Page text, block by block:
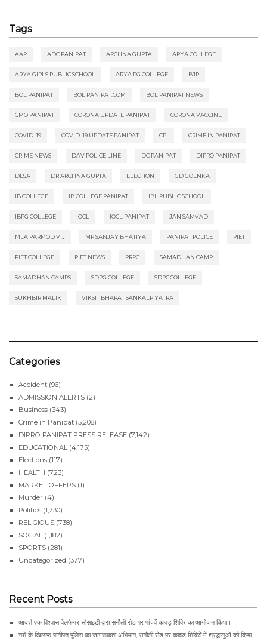
Tags
AAP ADC PANIPAT ARCHNA GUPTA ARYA COLLEGE
ARYA GIRLS PUBLIC SCHOOL ARYA PG COLLEGE BJP
BOL PANIPAT BOL PANIPAT.COM BOL PANIPAT NEWS
CMO PANIPAT CORONA UPDATE PANIPAT CORONA VACCINE
COVID-19 COVID-19 UPDATE PANIPAT CPI CRIME IN PANIPAT
CRIME NEWS DAV POLICE LINE DC PANIPAT DIPRO PANIPAT
DLSA DR ARCHNA GUPTA ELECTION GD GOENKA
IB COLLEGE IB COLLEGE PANIPAT IBL PUBLIC SCHOOL
IBPG COLLEGE IOCL IOCL PANIPAT JAN SAMVAD
MLA PARMOD VIJ MP SANJAY BHATIYA PANIPAT POLICE PIET
PIET COLLEGE PIET NEWS PRPC SAMADHAN CAMP
SAMADHAN CAMPS SDPG COLLEGE SDPGCOLLEGE
SUKHBIR MALIK VIKSIT BHARAT SANKALP YATRA
Categories
Accident (96)
ADMISSION ALERTS (2)
Business (343)
Crime in Panipat (5,208)
DIPRO PANIPAT PRESS RELEASE (7,142)
EDUCATIONAL (4,175)
Elections (117)
HEALTH (723)
MARKET OFFERS (1)
Murder (4)
Politics (1,730)
RELIGIOUS (738)
SOCIAL (1,182)
SPORTS (281)
Uncategorized (377)
Recent Posts
आदर्श एक विश्वास वेलफेयर सोसाइटी द्वारा सनौली रोड पर पांचवें कावड़ शिविर का आयोजन किया।
नशे के खिलाफ पानीपत पुलिस का जागरूकता अभियान, सनौली रोड पर कांवड़ शिविरों में श्रद्धालुओं को किया